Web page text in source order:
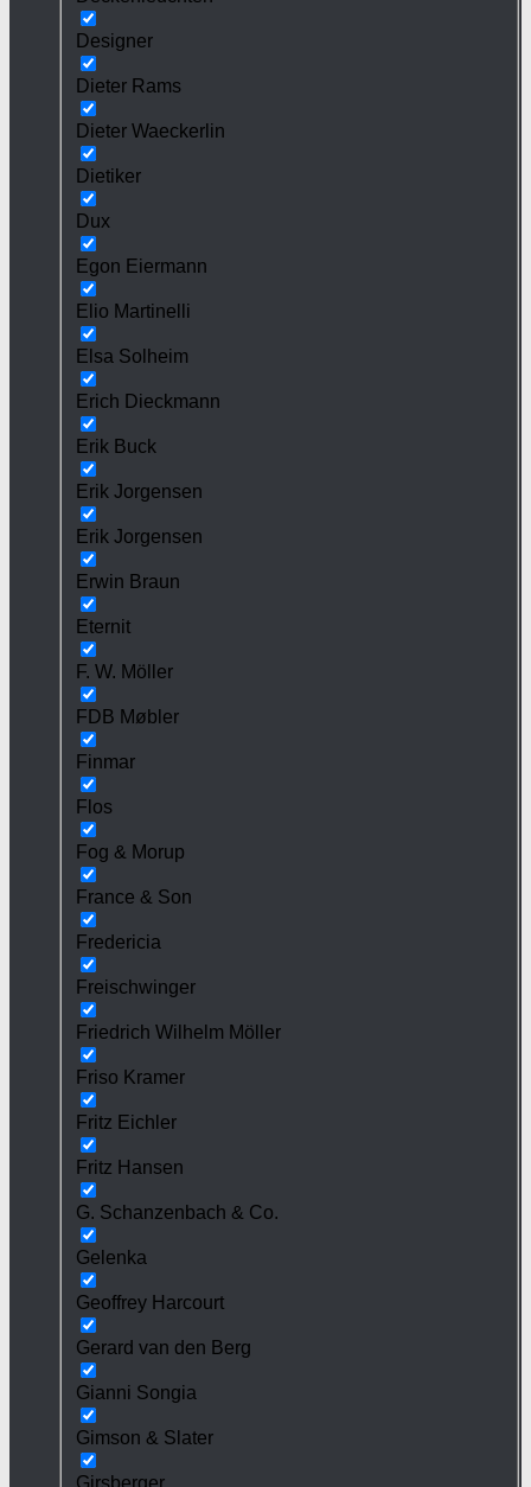
Designer
Dieter Rams
Dieter Waeckerlin
Dietiker
Dux
Egon Eiermann
Elio Martinelli
Elsa Solheim
Erich Dieckmann
Erik Buck
Erik Jorgensen
Erik Jorgensen
Erwin Braun
Eternit
F. W. Möller
FDB Møbler
Finmar
Flos
Fog & Morup
France & Son
Fredericia
Freischwinger
Friedrich Wilhelm Möller
Friso Kramer
Fritz Eichler
Fritz Hansen
G. Schanzenbach & Co.
Gelenka
Geoffrey Harcourt
Gerard van den Berg
Gianni Songia
Gimson & Slater
Girsberger